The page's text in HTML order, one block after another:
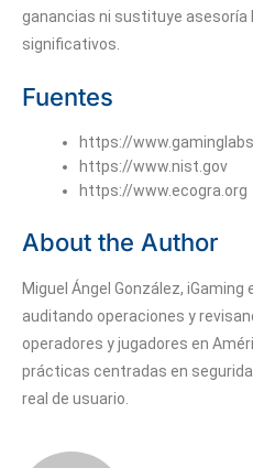
ganancias ni sustituye asesoría
significativos.
Fuentes
https://
https://www.nist.gov
https://www.ecogra.org
About the Author
Miguel Ángel González,
auditando operaciones y
operadores y jugadores en
prácticas centradas en
real de usuario.